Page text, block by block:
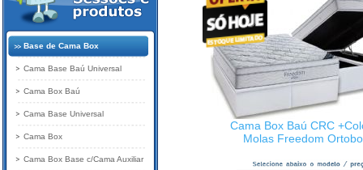
Cama Box Baú CRC
Molas Freedom
Base de Cama Box
Cama Base Baú Universal
Cama Box Baú
Cama Base Universal
Cama Box
Cama Box Base c/Cama Auxiliar